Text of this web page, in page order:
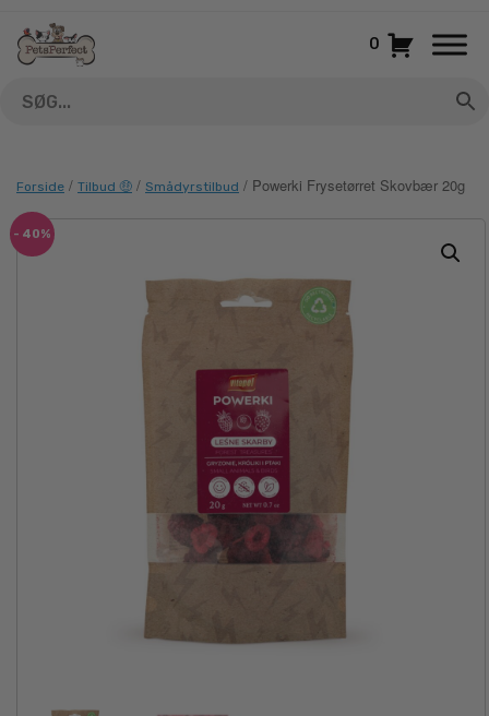
indhold
0
Forside / Tilbud 🤑 / Smådyrstilbud / Powerki Frysetørret Skovbær 20g
- 40%